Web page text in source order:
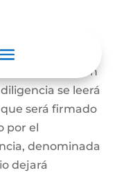
que no saben o
que no sepan
se leerá
será firmado
por el
denominada
dejará